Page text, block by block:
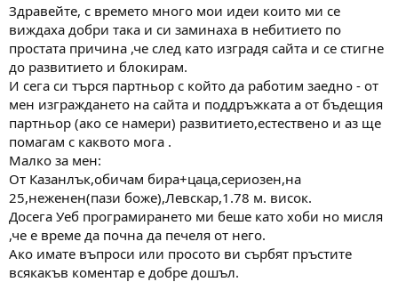
т
а
Здравейте, с времето много мои идеи които ми се
виждаха добри така и си заминаха в небитието по
простата причина ,че след като изградя сайта и се стигне
до развитието и блокирам.
И сега си търся партньор с който да работим заедно - от
мен изграждането на сайта и поддръжката а от бъдещия
партньор (ако се намери) развитието,естествено и аз ще
помагам с каквото мога .
Малко за мен:
От Казанлък,обичам бира+цаца,сериозен,на
25,неженен(пази боже),Левскар,1.78 м. висок.
Досега Уеб програмирането ми беше като хоби но мисля
,че е време да почна да печеля от него.
Ако имате въпроси или просото ви сърбят пръстите
всякакъв коментар е добре дошъл.